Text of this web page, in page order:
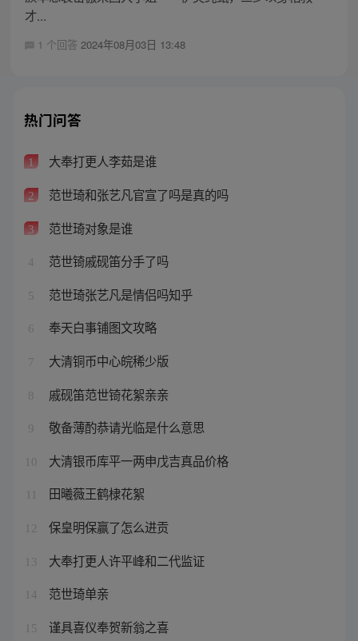
才...
1 个回答 2024年08月03日 13:48
热门问答
1 大奉打更人李茹是谁
2 范世琦和张艺凡官宣了吗是真的吗
3 范世琦对象是谁
4 范世锜戚砚笛分手了吗
5 范世琦张艺凡是情侣吗知乎
6 奉天白事铺图文攻略
7 大清铜币中心皖稀少版
8 戚砚笛范世锜花絮亲亲
9 敬备薄酌恭请光临是什么意思
10 大清银币库平一两申戊吉真品价格
田曦薇王鹤棣花絮
12 保皇明保赢了怎么进贡
13 大奉打更人许平峰和二代监证
14 范世琦单亲
15 谨具喜仪奉贺新翁之喜